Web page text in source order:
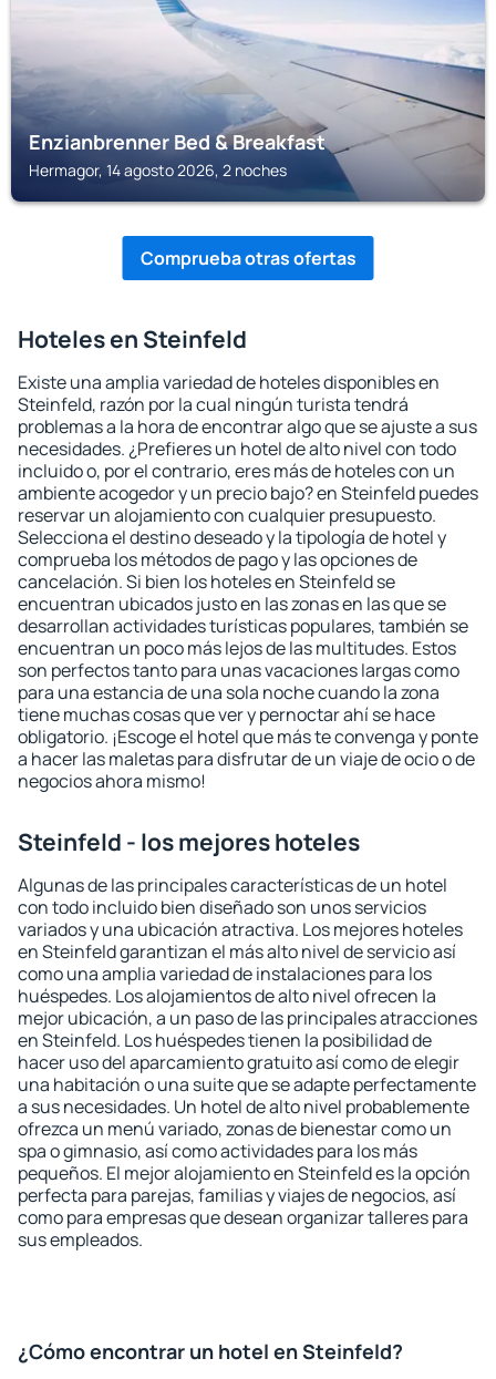
Enzianbrenner Bed & Breakfast
Hermagor, 14 agosto 2026, 2 noches
Comprueba otras ofertas
Hoteles en Steinfeld
Existe una amplia variedad de hoteles disponibles en
Steinfeld, razón por la cual ningún turista tendrá
problemas a la hora de encontrar algo que se ajuste a sus
necesidades. ¿Prefieres un hotel de alto nivel con todo
incluido o, por el contrario, eres más de hoteles con un
ambiente acogedor y un precio bajo? en Steinfeld puedes
reservar un alojamiento con cualquier presupuesto.
Selecciona el destino deseado y la tipología de hotel y
comprueba los métodos de pago y las opciones de
cancelación. Si bien los hoteles en Steinfeld se
encuentran ubicados justo en las zonas en las que se
desarrollan actividades turísticas populares, también se
encuentran un poco más lejos de las multitudes. Estos
son perfectos tanto para unas vacaciones largas como
para una estancia de una sola noche cuando la zona
tiene muchas cosas que ver y pernoctar ahí se hace
obligatorio. ¡Escoge el hotel que más te convenga y ponte
a hacer las maletas para disfrutar de un viaje de ocio o de
negocios ahora mismo!
Steinfeld - los mejores hoteles
Algunas de las principales características de un hotel
con todo incluido bien diseñado son unos servicios
variados y una ubicación atractiva. Los mejores hoteles
en Steinfeld garantizan el más alto nivel de servicio así
como una amplia variedad de instalaciones para los
huéspedes. Los alojamientos de alto nivel ofrecen la
mejor ubicación, a un paso de las principales atracciones
en Steinfeld. Los huéspedes tienen la posibilidad de
hacer uso del aparcamiento gratuito así como de elegir
una habitación o una suite que se adapte perfectamente
a sus necesidades. Un hotel de alto nivel probablemente
ofrezca un menú variado, zonas de bienestar como un
spa o gimnasio, así como actividades para los más
pequeños. El mejor alojamiento en Steinfeld es la opción
perfecta para parejas, familias y viajes de negocios, así
como para empresas que desean organizar talleres para
sus empleados.
¿Cómo encontrar un hotel en Steinfeld?